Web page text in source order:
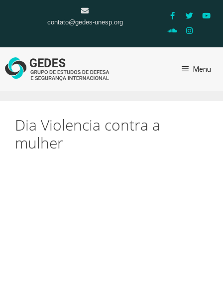
contato@gedes-unesp.org
Menu
Dia Violencia contra a
mulher